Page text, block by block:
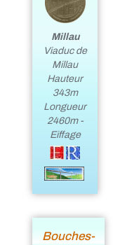
Millau
Viaduc de
Millau
Hauteur
343m
Longueur
2460m -
Eiffage
Bouches-